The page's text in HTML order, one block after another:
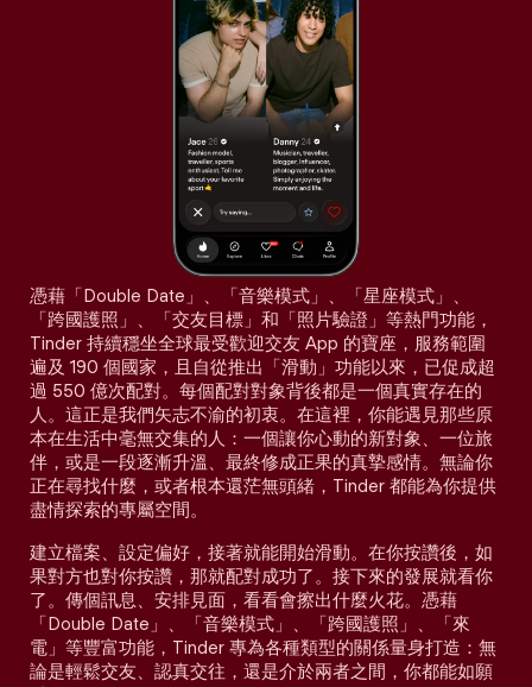
憑藉「Double Date」、「音樂模式」、「星座模式」、
「跨國護照」、「交友目標」和「照片驗證」等熱門功能，
Tinder 持續穩坐全球最受歡迎交友 App 的寶座，服務範圍
遍及 190 個國家，且自從推出「滑動」功能以來，已促成超
過 550 億次配對。每個配對對象背後都是一個真實存在的
人。這正是我們矢志不渝的初衷。在這裡，你能遇見那些原
本在生活中毫無交集的人：一個讓你心動的新對象、一位旅
伴，或是一段逐漸升溫、最終修成正果的真摯感情。無論你
正在尋找什麼，或者根本還茫無頭緒，Tinder 都能為你提供
盡情探索的專屬空間。
建立檔案、設定偏好，接著就能開始滑動。在你按讚後，如
果對方也對你按讚，那就配對成功了。接下來的發展就看你
了。傳個訊息、安排見面，看看會擦出什麼火花。憑藉
「Double Date」、「音樂模式」、「跨國護照」、「來
電」等豐富功能，Tinder 專為各種類型的關係量身打造：無
論是輕鬆交友、認真交往，還是介於兩者之間，你都能如願